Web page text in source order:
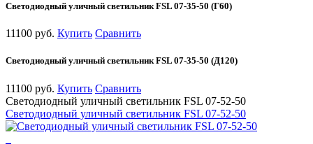
Светодиодный уличный светильник FSL 07-35-50 (Г60)
11100 руб. Купить Сравнить
Светодиодный уличный светильник FSL 07-35-50 (Д120)
11100 руб. Купить Сравнить
Светодиодный уличный светильник FSL 07-52-50
Светодиодный уличный светильник FSL 07-52-50